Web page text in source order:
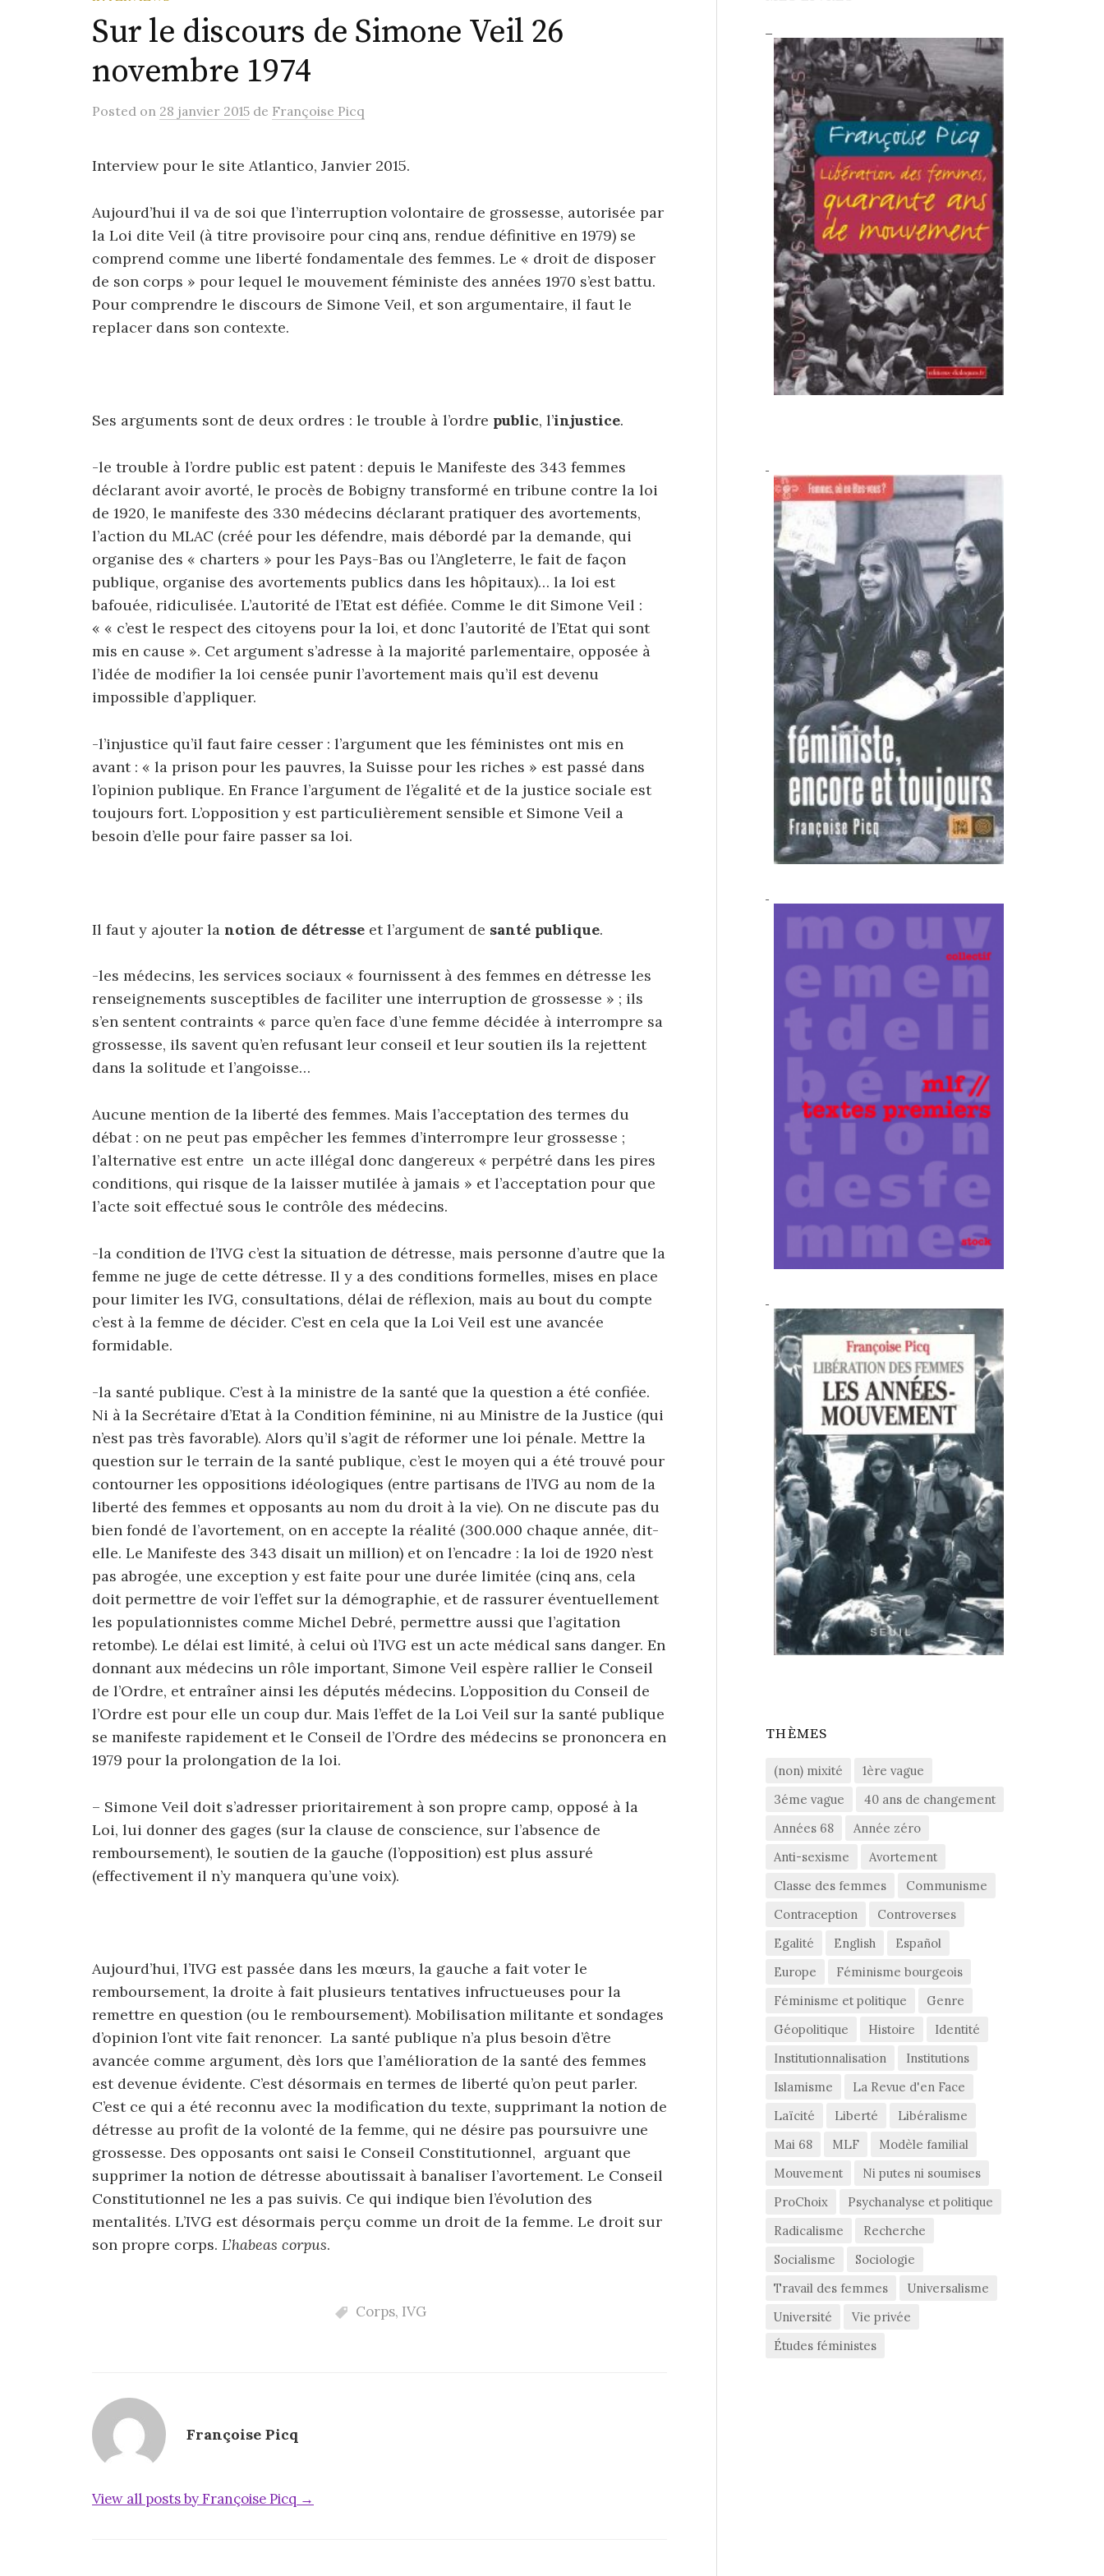
Sur le discours de Simone Veil 26
novembre 1974
Posted on 28 janvier 2015 de Françoise Picq
Interview pour le site Atlantico, Janvier 2015.
Aujourd’hui il va de soi que l’interruption volontaire de grossesse, autorisée par
la Loi dite Veil (à titre provisoire pour cinq ans, rendue définitive en 1979) se
comprend comme une liberté fondamentale des femmes. Le « droit de disposer
de son corps » pour lequel le mouvement féministe des années 1970 s’est battu.
Pour comprendre le discours de Simone Veil, et son argumentaire, il faut le
replacer dans son contexte.
Ses arguments sont de deux ordres : le trouble à l’ordre public, l’injustice.
-le trouble à l’ordre public est patent : depuis le Manifeste des 343 femmes
déclarant avoir avorté, le procès de Bobigny transformé en tribune contre la loi
de 1920, le manifeste des 330 médecins déclarant pratiquer des avortements,
l’action du MLAC (créé pour les défendre, mais débordé par la demande, qui
organise des « charters » pour les Pays-Bas ou l’Angleterre, le fait de façon
publique, organise des avortements publics dans les hôpitaux)… la loi est
bafouée, ridiculisée. L’autorité de l’Etat est défiée. Comme le dit Simone Veil :
« « c’est le respect des citoyens pour la loi, et donc l’autorité de l’Etat qui sont
mis en cause ». Cet argument s’adresse à la majorité parlementaire, opposée à
l’idée de modifier la loi censée punir l’avortement mais qu’il est devenu
impossible d’appliquer.
-l’injustice qu’il faut faire cesser : l’argument que les féministes ont mis en
avant : « la prison pour les pauvres, la Suisse pour les riches » est passé dans
l’opinion publique. En France l’argument de l’égalité et de la justice sociale est
toujours fort. L’opposition y est particulièrement sensible et Simone Veil a
besoin d’elle pour faire passer sa loi.
Il faut y ajouter la notion de détresse et l’argument de santé publique.
-les médecins, les services sociaux « fournissent à des femmes en détresse les
renseignements susceptibles de faciliter une interruption de grossesse » ; ils
s’en sentent contraints « parce qu’en face d’une femme décidée à interrompre sa
grossesse, ils savent qu’en refusant leur conseil et leur soutien ils la rejettent
dans la solitude et l’angoisse…
Aucune mention de la liberté des femmes. Mais l’acceptation des termes du
débat : on ne peut pas empêcher les femmes d’interrompre leur grossesse ;
l’alternative est entre un acte illégal donc dangereux « perpétré dans les pires
conditions, qui risque de la laisser mutilée à jamais » et l’acceptation pour que
l’acte soit effectué sous le contrôle des médecins.
-la condition de l’IVG c’est la situation de détresse, mais personne d’autre que la
femme ne juge de cette détresse. Il y a des conditions formelles, mises en place
pour limiter les IVG, consultations, délai de réflexion, mais au bout du compte
c’est à la femme de décider. C’est en cela que la Loi Veil est une avancée
formidable.
-la santé publique. C’est à la ministre de la santé que la question a été confiée.
Ni à la Secrétaire d’Etat à la Condition féminine, ni au Ministre de la Justice (qui
n’est pas très favorable). Alors qu’il s’agit de réformer une loi pénale. Mettre la
question sur le terrain de la santé publique, c’est le moyen qui a été trouvé pour
contourner les oppositions idéologiques (entre partisans de l’IVG au nom de la
liberté des femmes et opposants au nom du droit à la vie). On ne discute pas du
bien fondé de l’avortement, on en accepte la réalité (300.000 chaque année, dit-
elle. Le Manifeste des 343 disait un million) et on l’encadre : la loi de 1920 n’est
pas abrogée, une exception y est faite pour une durée limitée (cinq ans, cela
doit permettre de voir l’effet sur la démographie, et de rassurer éventuellement
les populationnistes comme Michel Debré, permettre aussi que l’agitation
retombe). Le délai est limité, à celui où l’IVG est un acte médical sans danger. En
donnant aux médecins un rôle important, Simone Veil espère rallier le Conseil
de l’Ordre, et entraîner ainsi les députés médecins. L’opposition du Conseil de
l’Ordre est pour elle un coup dur. Mais l’effet de la Loi Veil sur la santé publique
se manifeste rapidement et le Conseil de l’Ordre des médecins se prononcera en
1979 pour la prolongation de la loi.
– Simone Veil doit s’adresser prioritairement à son propre camp, opposé à la
Loi, lui donner des gages (sur la clause de conscience, sur l’absence de
remboursement), le soutien de la gauche (l’opposition) est plus assuré
(effectivement il n’y manquera qu’une voix).
Aujourd’hui, l’IVG est passée dans les mœurs, la gauche a fait voter le
remboursement, la droite à fait plusieurs tentatives infructueuses pour la
remettre en question (ou le remboursement). Mobilisation militante et sondages
d’opinion l’ont vite fait renoncer. La santé publique n’a plus besoin d’être
avancée comme argument, dès lors que l’amélioration de la santé des femmes
est devenue évidente. C’est désormais en termes de liberté qu’on peut parler.
C’est ce qui a été reconnu avec la modification du texte, supprimant la notion de
détresse au profit de la volonté de la femme, qui ne désire pas poursuivre une
grossesse. Des opposants ont saisi le Conseil Constitutionnel, arguant que
supprimer la notion de détresse aboutissait à banaliser l’avortement. Le Conseil
Constitutionnel ne les a pas suivis. Ce qui indique bien l’évolution des
mentalités. L’IVG est désormais perçu comme un droit de la femme. Le droit sur
son propre corps. L’habeas corpus.
Corps, IVG
Françoise Picq
View all posts by Françoise Picq →
THÈMES
(non) mixité
1ère vague
3éme vague
40 ans de changement
Années 68
Année zéro
Anti-sexisme
Avortement
Classe des femmes
Communisme
Contraception
Controverses
Egalité
English
Español
Europe
Féminisme bourgeois
Féminisme et politique
Genre
Géopolitique
Histoire
Identité
Institutionnalisation
Institutions
Islamisme
La Revue d'en Face
Laïcité
Liberté
Libéralisme
Mai 68
MLF
Modèle familial
Mouvement
Ni putes ni soumises
ProChoix
Psychanalyse et politique
Radicalisme
Recherche
Socialisme
Sociologie
Travail des femmes
Universalisme
Université
Vie privée
Études féministes